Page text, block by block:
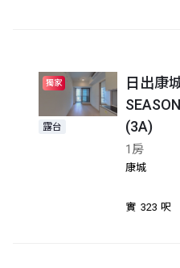
獨家
露台
日出康
(3A)
1房
康城
實 323 呎